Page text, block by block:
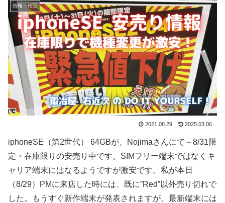
情報・検証
2021.08.29 2025.03.06
iphoneSE（第2世代） 64GBが、Nojimaさんにて～8/31限
定・在庫限りの安売り中です。SIMフリー端末ではなくキ
ャリア端末にはなるようですが激安です。私が本日
（8/29）PMに来店した時には、既に”Red”以外売り切れで
した。もうすぐ新作端末が発表されますが、最新端末には